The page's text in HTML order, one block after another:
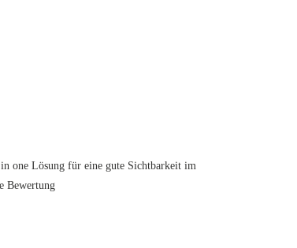
one Lösung für eine gute Sichtbarkeit im
Bewertung